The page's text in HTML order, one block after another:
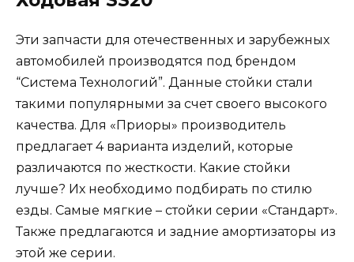
Эти запчасти для отечественных и зарубежных
автомобилей производятся под брендом
“Система Технологий”. Данные стойки стали
такими популярными за счет своего высокого
качества. Для «Приоры» производитель
предлагает 4 варианта изделий, которые
различаются по жесткости. Какие стойки
лучше? Их необходимо подбирать по стилю
езды. Самые мягкие – стойки серии «Стандарт».
Также предлагаются и задние амортизаторы из
этой же серии.